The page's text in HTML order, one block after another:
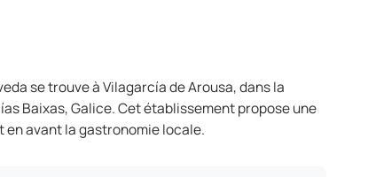
se trouve à Vilagarcía de Arousa, dans la
Baixas, Galice. Cet établissement propose une
avant la gastronomie locale.